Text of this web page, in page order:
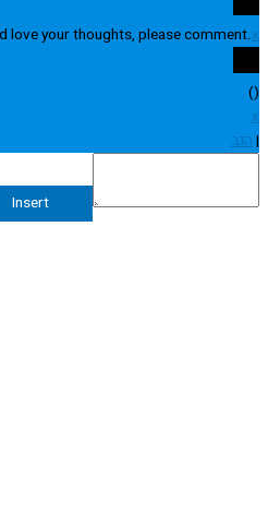
Would love your thoughts, please
Insert